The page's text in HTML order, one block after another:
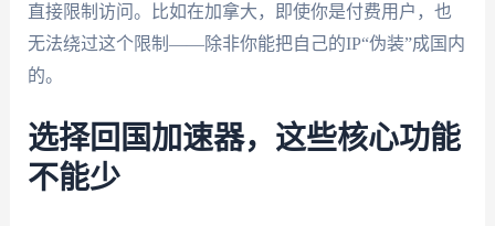
直接限制访问。比如在加拿大，即使你是付费用户，也
无法绕过这个限制——除非你能把自己的IP“伪装”成国内
的。
选择回国加速器，这些核心功能
不能少